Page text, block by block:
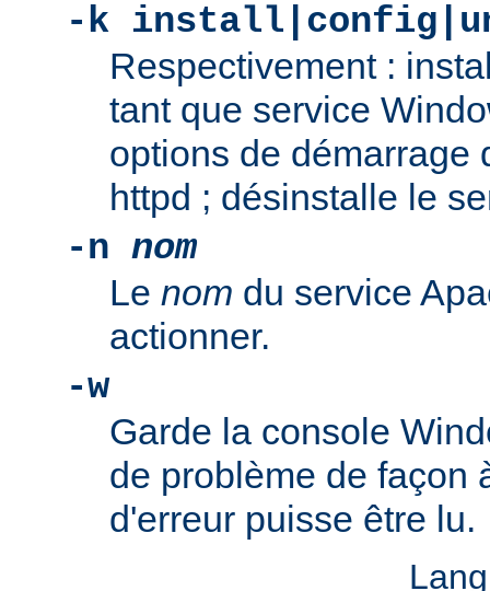
-k
Respectivement :
tant que service
options de démarrage
httpd ; désinstalle le
-n nom
Le nom du service
actionner.
-w
Garde la console
de problème de façon
d'erreur puisse être lu.